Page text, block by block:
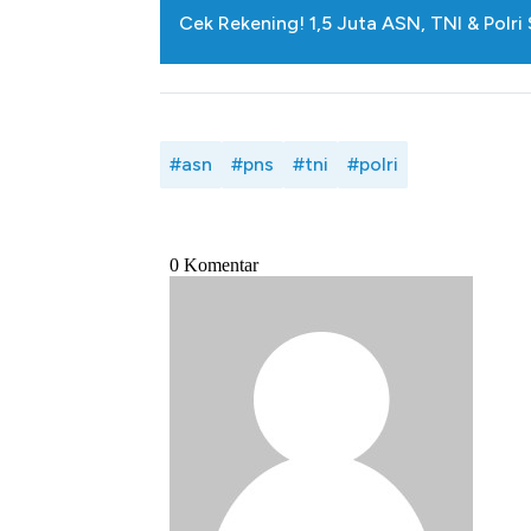
Cek Rekening! 1,5 Juta ASN, TNI & Polri
#asn #pns #tni #polri